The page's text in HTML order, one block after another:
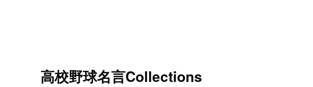
高校野球名言Collections